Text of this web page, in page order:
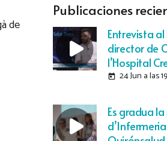
de
Publicaciones
Entrevista al
director de
l’Hospital
today 24 Jun a las
Es gradua